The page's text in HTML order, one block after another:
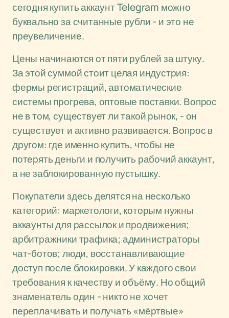
сегодня купить аккаунт Telegram можно
буквально за считанные рубли - и это не
преувеличение.
Цены начинаются от пяти рублей за штуку.
За этой суммой стоит целая индустрия:
фермы регистраций, автоматические
системы прогрева, оптовые поставки. Вопрос
не в том, существует ли такой рынок, - он
существует и активно развивается. Вопрос в
другом: где именно купить, чтобы не
потерять деньги и получить рабочий аккаунт,
а не заблокированную пустышку.
Покупатели здесь делятся на несколько
категорий: маркетологи, которым нужны
аккаунты для рассылок и продвижения;
арбитражники трафика; администраторы
чат-ботов; люди, восстанавливающие
доступ после блокировки. У каждого свои
требования к качеству и объёму. Но общий
знаменатель один - никто не хочет
переплачивать и получать «мёртвые»